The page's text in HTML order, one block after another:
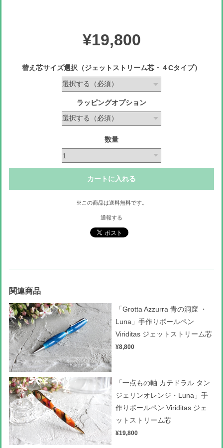
¥19,800
替え芯サイズ選択（ジェットストリーム芯・４Cタイプ）
ラッピングオプション
数量
カートに入れる
※この商品は送料無料です。
通報する
関連商品
「Grotta Azzurra 青の洞窟 ・
Luna」手作りボールペン
Viriditas ジェットストリーム芯
¥8,800
「一点もの軸 カテドラル タン
ジェリンオレンジ・Luna」手
作りボールペン Viriditas ジェ
ットストリーム芯
¥19,800